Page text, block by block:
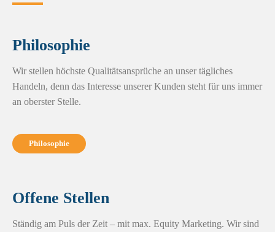
Philosophie
Wir stellen höchste Qualitätsansprüche an unser tägliches
Handeln, denn das Interesse unserer Kunden steht für uns immer
an oberster Stelle.
Philosophie
Offene Stellen
Ständig am Puls der Zeit – mit max. Equity Marketing. Wir sind